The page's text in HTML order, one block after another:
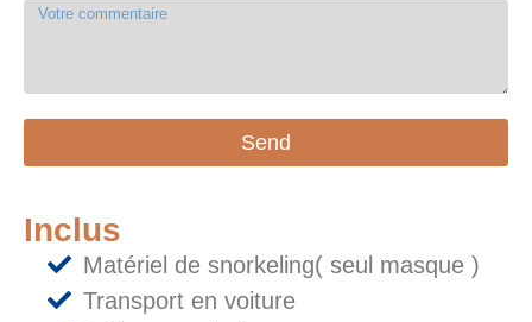
Send
Inclus
Matériel de snorkeling( seul masque )
Transport en voiture